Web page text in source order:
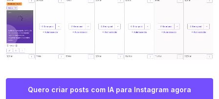
Quero criar posts com IA para Instagram agora